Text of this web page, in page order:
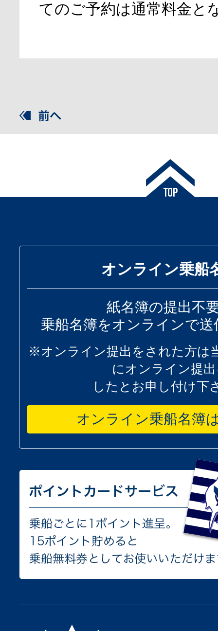
てのご予約は通常料金と
オンライン乗船
紙名簿の提出不
乗船名簿をオンラインで
※オンライン提出をされた方は
にオンライン提
したとお申し付け下
オンライン乗船名簿